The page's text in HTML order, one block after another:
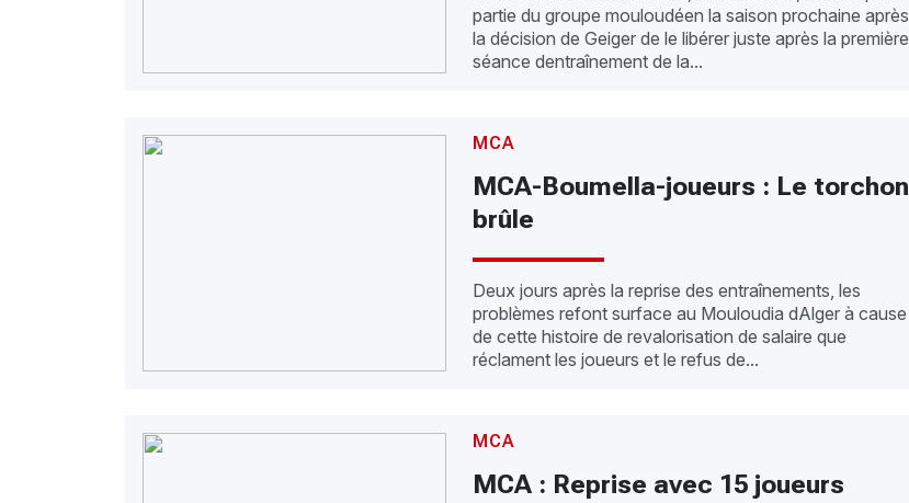
partie du groupe mouloudéen la saison prochaine après
la décision de Geiger de le libérer juste après la première
séance dentraînement de la...
MCA
MCA-Boumella-joueurs : Le torchon
brûle
Deux jours après la reprise des entraînements, les
problèmes refont surface au Mouloudia dAlger à cause
de cette histoire de revalorisation de salaire que
réclament les joueurs et le refus de...
MCA
MCA : Reprise avec 15 joueurs